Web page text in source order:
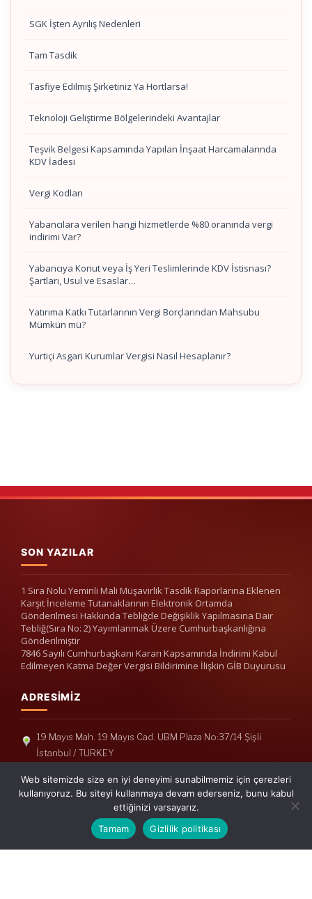
SGK İşten Ayrılış Nedenleri
Tam Tasdik
Tasfiye Edilmiş Şirketiniz Ya Hortlarsa!
Teknoloji Geliştirme Bölgelerindeki Avantajlar
Teşvik Belgesi Kapsamında Yapılan İnşaat Harcamalarında
KDV İadesi
Vergi Kodları
Yabancılara verilen hangi hizmetlerde %80 oranında vergi
indirimi Var?
Yabancıya Konut veya İş Yeri Teslimlerinde KDV İstisnası?
Şartları, Usul ve Esaslar…
Yatırıma Katkı Tutarlarının Vergi Borçlarından Mahsubu
Mümkün mü?
Yurtiçi Asgari Kurumlar Vergisi Nasıl Hesaplanır?
SON YAZILAR
1 Sıra Nolu Yeminli Mali Müşavirlik Tasdik Raporlarına Eklenen
Karşıt İnceleme Tutanaklarının Elektronik Ortamda
Gönderilmesi Hakkında Tebliğde Değişiklik Yapılmasına Dair
Tebliğ(Sıra No: 2) Yayımlanmak Üzere Cumhurbaşkanlığına
Gönderilmiştir
7846 Sayılı Cumhurbaşkanı Kararı Kapsamında İndirimi Kabul
Edilmeyen Katma Değer Vergisi Bildirimine İlişkin GİB Duyurusu
ADRESIMIZ
19 Mayıs Mah. 19 Mayıs Cad. UBM Plaza No:37/14 Şişli
İstanbul / TURKEY
Telefon: +90(212) 240 33 39
Telefon: +90(212) 248 19 36
info@erisymm.com
Web sitemizde size en iyi deneyimi sunabilmemiz için çerezleri
kullanıyoruz. Bu siteyi kullanmaya devam ederseniz, bunu kabul
ettiğinizi varsayarız.
Tamam
Gizlilik politikası